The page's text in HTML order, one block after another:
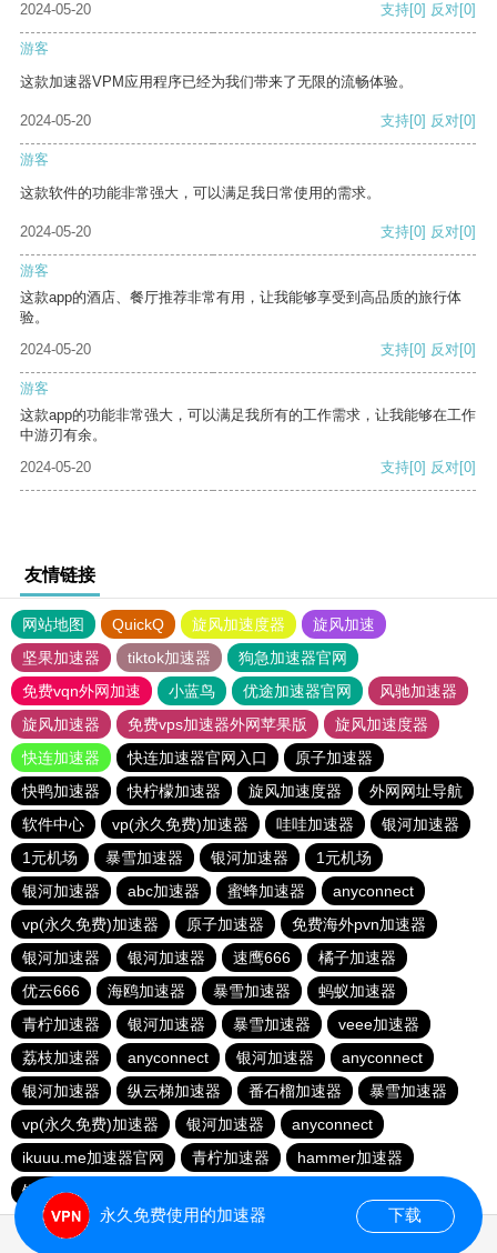
2024-05-20 支持[0] 反对[0]
游客
这款加速器VPM应用程序已经为我们带来了无限的流畅体验。
2024-05-20 支持[0] 反对[0]
游客
这款软件的功能非常强大，可以满足我日常使用的需求。
2024-05-20 支持[0] 反对[0]
游客
这款app的酒店、餐厅推荐非常有用，让我能够享受到高品质的旅行体
验。
2024-05-20
支持[0] 反对[0]
游客
这款app的功能非常强大，可以满足我所有的工作需求，让我能够在工作
中游刃有余。
2024-05-20
支持[0] 反对[0]
友情链接
网站地图 QuickQ 旋风加速度器
旋风加速
坚果加速器
tiktok加速器
狗急加速器官网
免费vqn外网加速
小蓝鸟 优途加速器官网
风驰加速器
旋风加速器
免费vps加速器外网苹果版
旋风加速度器
快连加速器
快连加速器官网入口
原子加速器
快鸭加速器
快柠檬加速器 旋风加速度器
外网网址导航
软件中心
vp(永久免费)加速器 哇哇加速器
银河加速器
1元机场
暴雪加速器 银河加速器
1元机场
银河加速器
abc加速器 蜜蜂加速器
anyconnect
vp(永久免费)加速器
原子加速器
免费海外pvn加速器
银河加速器
银河加速器 速鹰666
橘子加速器
优云666
海鸥加速器 暴雪加速器
蚂蚁加速器
青柠加速器
银河加速器 暴雪加速器
veee加速器
荔枝加速器
anyconnect 银河加速器
anyconnect
银河加速器
纵云梯加速器 番石榴加速器
暴雪加速器
vp(永久免费)加速器
银河加速器
anyconnect
ikuuu.me加速器官网
青柠加速器
hammer加速器
银河加速器
永久免费使用的加速器 下载